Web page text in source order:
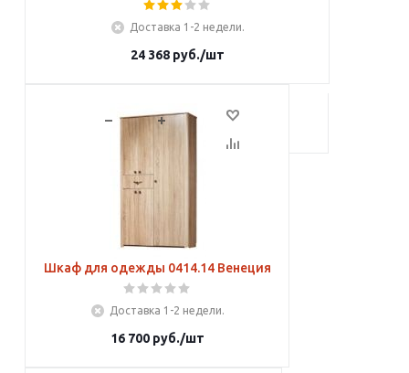
Доставка 1-2 недели.
24 368 руб./шт
В корзину
Шкаф для одежды 0414.14 Венеция
Доставка 1-2 недели.
16 700 руб./шт